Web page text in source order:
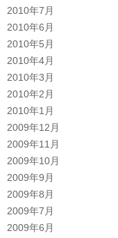
2010年7月
2010年6月
2010年5月
2010年4月
2010年3月
2010年2月
2010年1月
2009年12月
2009年11月
2009年10月
2009年9月
2009年8月
2009年7月
2009年6月